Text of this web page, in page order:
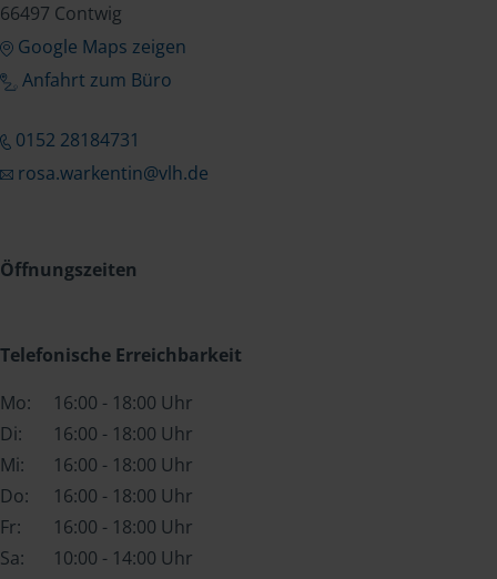
66497 Contwig
Google Maps zeigen
Anfahrt zum Büro
0152 28184731
rosa.warkentin@vlh.de
Öffnungszeiten
Telefonische Erreichbarkeit
Mo:
16:00 - 18:00 Uhr
Di:
16:00 - 18:00 Uhr
Mi:
16:00 - 18:00 Uhr
Do:
16:00 - 18:00 Uhr
Fr:
16:00 - 18:00 Uhr
Sa:
10:00 - 14:00 Uhr